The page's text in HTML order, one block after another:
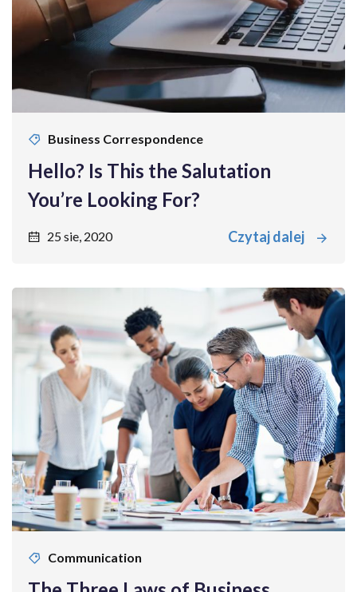
Business Correspondence
Hello? Is This the Salutation
You’re Looking For?
25 sie, 2020 Czytaj dalej
Communication